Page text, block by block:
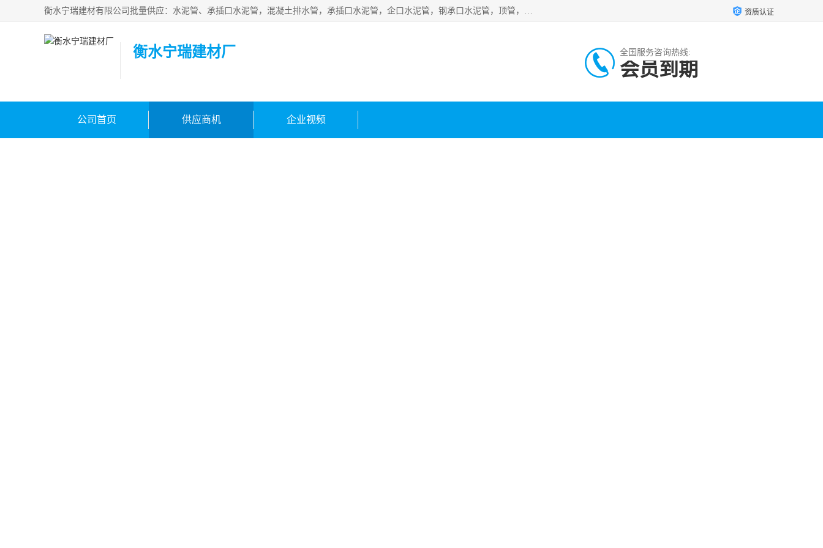
衡水宁瑞建材有限公司批量供应：水泥管、承插口水泥管，混凝土排水管，承插口水泥管，企口水泥管，钢承口水泥管，顶管，平口水泥管，水泥检查井，混凝土检查井，预制混凝土检查井，矩形检查井，圆形检查井等产品。 资质认证
衡水宁瑞建材厂 全国服务咨询热线:
会员到期
公司首页 供应商机 企业视频